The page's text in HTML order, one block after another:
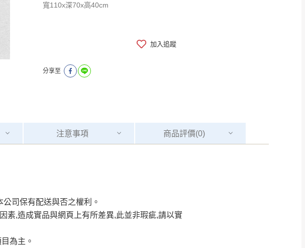
寬110x深70x高40cm
加入追蹤
分享至
注意事項 商品評價(0)
司保有配送與否之權利。
素,造成實品與網頁上有所差異,此並非瑕疵,請以實
為主。
出發前來電或到「官方Line客服」來信確
通知確認訂單。
論低至高排列 只顯示附上圖片